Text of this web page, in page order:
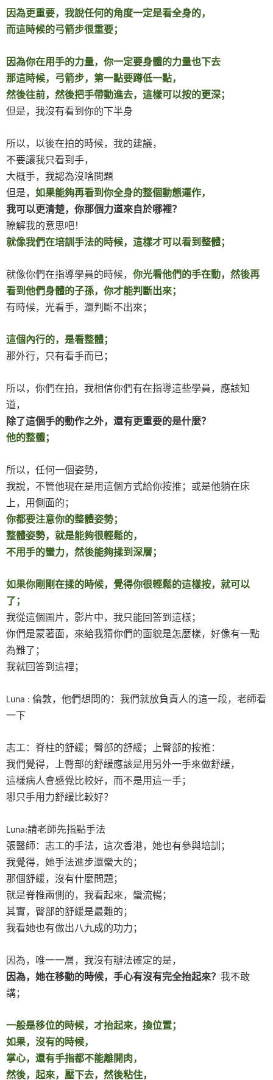
因為更重要，我說任何的角度一定是看全身的，
而這時候的弓箭步很重要；
因為你在用手的力量，你一定要身體的力量也下去
那這時候，弓箭步，第一點要蹲低一點，
然後往前，然後把手帶動進去，這樣可以按的更深；
但是，我沒有看到你的下半身
所以，以後在拍的時候，我的建議，
不要讓我只看到手，
大概手，我認為沒啥問題
但是， 如果能夠再看到你全身的整個動態運作，
我可以更清楚，你那個力道來自於哪裡？
瞭解我的意思吧！
就像我們在培訓手法的時候，這樣才可以看到整體；
就像你們在指導學員的時候， 你光看他們的手在動，然後再
看到他們身體的子孫，你才能判斷出來；
有時候，光看手，還判斷不出來；
這個內行的，是看整體；
那外行，只有看手而已；
所以，你們在拍，我相信你們有在指導這些學員，應該知
道，
除了這個手的動作之外，還有更重要的是什麼？
他的整體；
所以，任何一個姿勢，
我說，不管他現在是用這個方式給你按推；或是他躺在床
上，用側面的；
你都要注意你的整體姿勢；
整體姿勢，就是能夠很輕鬆的，
不用手的蠻力，然後能夠揉到深層；
如果你剛剛在揉的時候，覺得你很輕鬆的這樣按，就可以
了；
我從這個圖片，影片中，我只能回答到這樣；
你們是蒙著面，來給我猜你們的面貌是怎麼樣，好像有一點
為難了；
我就回答到這裡；
Luna : 倫敦，他們想問的：我們就放負責人的這一段，老師看
一下
志工：脊柱的舒緩；臀部的舒緩；上臀部的按推：
我們覺得，上臀部的舒緩應該是用另外一手來做舒緩，
這樣病人會感覺比較好，而不是用這一手；
哪只手用力舒緩比較好？
Luna:請老師先指點手法
張醫師：志工的手法，這次香港，她也有參與培訓；
我覺得，她手法進步還蠻大的；
那個舒緩，沒有什麼問題；
就是脊椎兩側的，我看起來，蠻流暢；
其實，臀部的舒緩是最難的；
我看她也有做出八九成的功力；
因為，唯一一層，我沒有辦法確定的是，
因為，她在移動的時候，手心有沒有完全抬起來？ 我不敢
講；
一般是移位的時候，才抬起來，換位置；
如果，沒有的時候，
掌心，還有手指都不能離開肉，
然後，起來，壓下去，然後粘住，